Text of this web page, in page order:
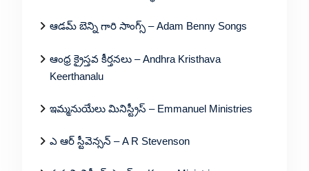
ఆడమ్ బెన్ని గారి సాంగ్స్ – Adam Benny Songs
ఆంధ్ర క్రైస్తవ కీర్తనలు – Andhra Kristhava
Keerthanalu
ఇమ్మనుయేలు మినిస్ట్రీస్ – Emmanuel Ministries
ఎ ఆర్ స్టీవెన్సన్ – A R Stevenson